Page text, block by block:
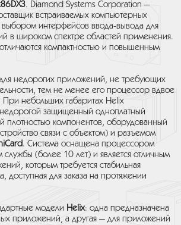
. Diamond Systems Corporation —
встраиваемых компьютерных
интерфейсов ввода-вывода для
в широком спектре областей применения.
компактностью и повышенным
недорогих приложений, не требующих
тем не менее его процессор вдвое
небольших габаритах Helix
недорогой защищенный одноплатный
плотностью компонентов, оборудованный
связи с объектом) и разъемом
. Система оснащена процессором
службы (более 10 лет) и является отличным
которым требуется стабильная
доступная для заказа на протяжении
модели Helix: одна предназначена
приложений, а другая — для приложений